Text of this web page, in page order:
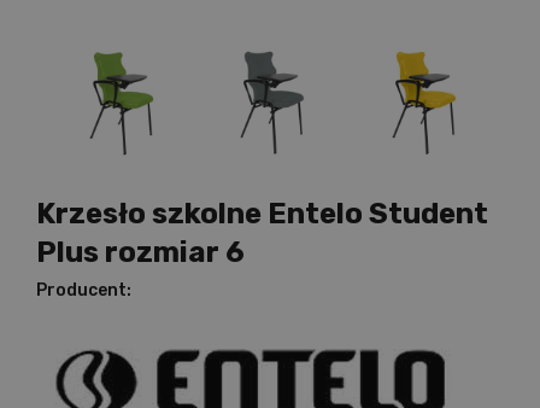
Krzesło szkolne Entelo Student
Plus rozmiar 6
Producent: